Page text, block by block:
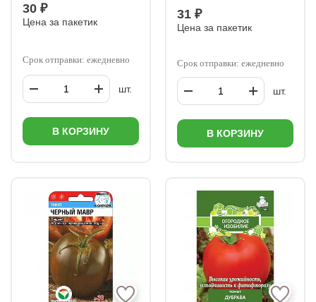
30 ₽
Цена за пакетик
Срок отправки: ежедневно
шт.
В КОРЗИНУ
31 ₽
Цена за пакетик
Срок отправки: ежедневно
шт.
В КОРЗИНУ